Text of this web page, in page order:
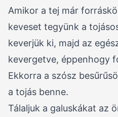
Amikor a tej már
keveset tegyünk a
keverjük ki, majd az
kevergetve, éppenhogy
Ekkorra a szósz
a tojás benne.
Tálaljuk a galuskákat az